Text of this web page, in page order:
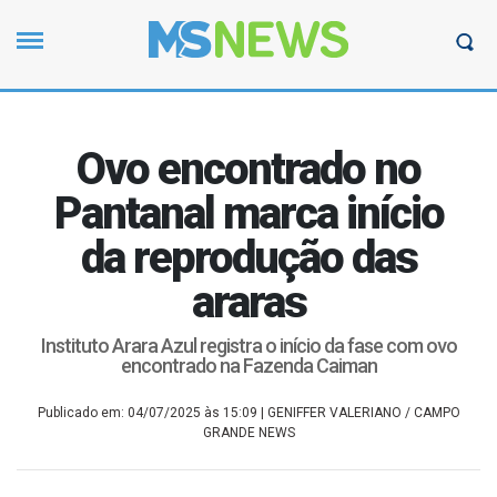
Ovo encontrado no
Pantanal marca início
da reprodução das
araras
Instituto Arara Azul registra o início da fase com ovo
encontrado na Fazenda Caiman
Publicado em: 04/07/2025 às 15:09
| GENIFFER VALERIANO / CAMPO
GRANDE NEWS